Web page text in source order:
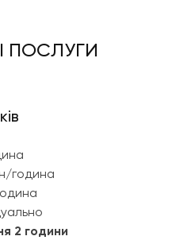
ПОСЛУГИ
година
2 години